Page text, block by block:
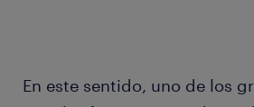
En este sentido, uno de los